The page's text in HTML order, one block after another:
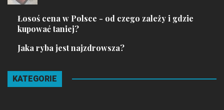
Łosoś cena w Polsce - od czego zależy i gdzie
kupować taniej?
Jaka ryba jest najzdrowsza?
KATEGORIE